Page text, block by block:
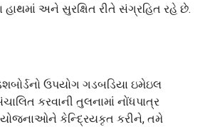
હાથમાં અને સુરક્ષિત રીતે સંગ્રહિત રહે છે.
ઉપયોગ ગડબડિયા ઇમેઇલ
કરવાની તુલનામાં નોંધપાત્ર
યોજનાઓને કેન્દ્રિયકૃત કરીને, તમે